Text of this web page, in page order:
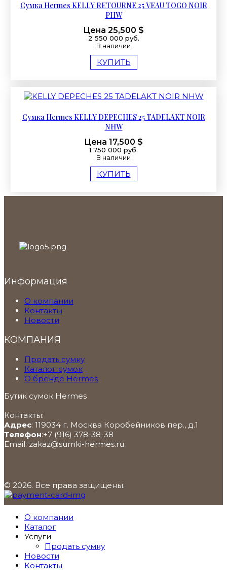
Сумка Hermes KELLY RETOURNE 25 VEAU TOGO NOIR
PHW
Цена 25,500 $
2 550 000 руб.
В наличии
КУПИТЬ
Сумка Hermes KELLY DEPECHES 25 TADELAKT NOIR
NHW
Цена 17,500 $
1 750 000 руб.
В наличии
КУПИТЬ
Информация
О компании
Контакты
Новости
КОМПАНИЯ
Продать сумку
Каталог сумок
О бренде Hermes
Бутик сумок Hermes
Контакты:
Адрес: 119034 г. Москва Коробейников пер., д.1
Телефон:+7 (916) 378-38-38
Email: zakaz@sumki-hermes.ru
© 2026. Все права защищены.
О компании
Каталог
Услуги
Продать сумку
Новости
Контакты